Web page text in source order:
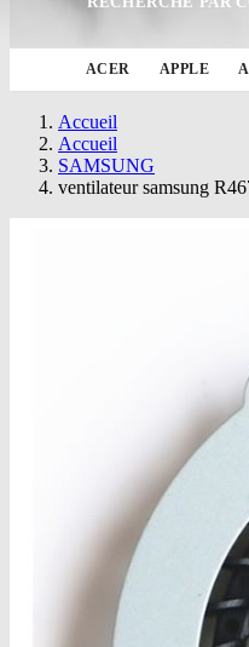
ACER APPLE
Accueil
Accueil
SAMSUNG
ventilateur samsung